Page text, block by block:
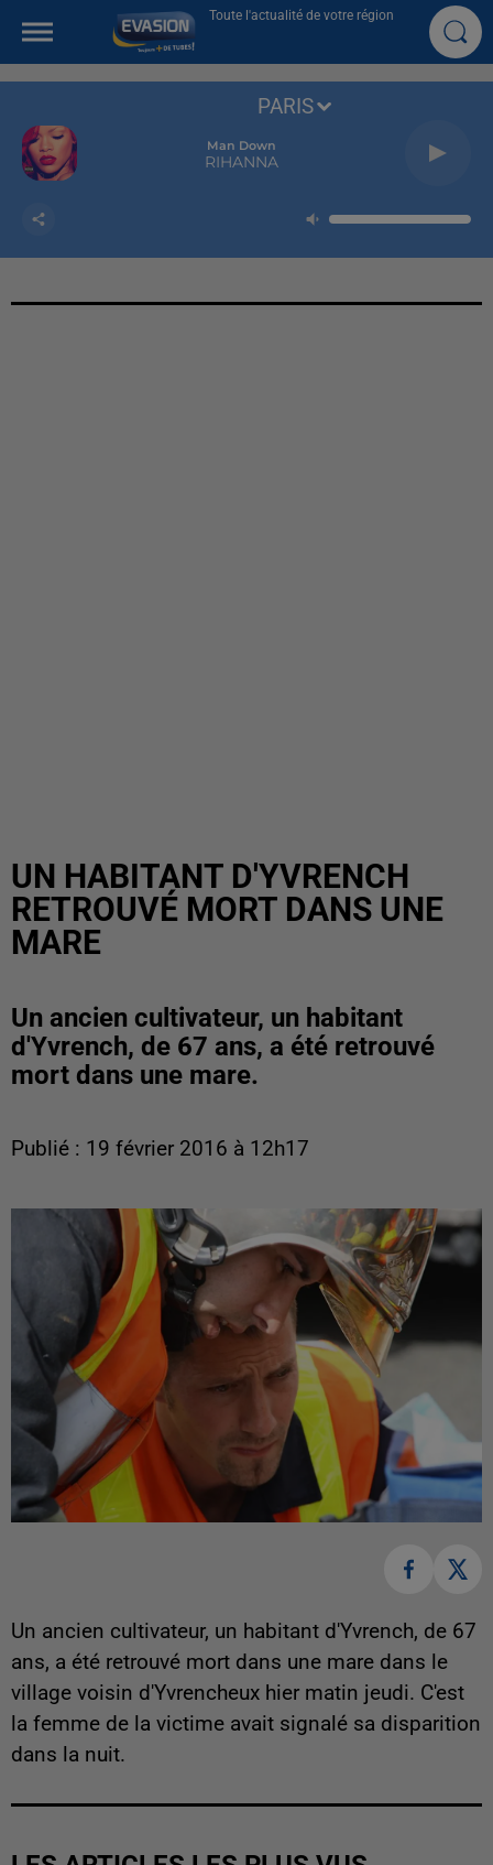
Toute l'actualité de votre région
Man Down
RIHANNA
PARIS
UN HABITANT D'YVRENCH
RETROUVÉ MORT DANS UNE
MARE
Un ancien cultivateur, un habitant
d'Yvrench, de 67 ans, a été retrouvé
mort dans une mare.
Publié : 19 février 2016 à 12h17
Un ancien cultivateur, un habitant d'Yvrench, de 67
ans, a été retrouvé mort dans une mare dans le
village voisin d'Yvrencheux hier matin jeudi. C'est
la femme de la victime avait signalé sa disparition
dans la nuit.